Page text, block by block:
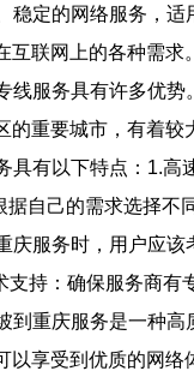
稳定的网络服务，
联网上的各种需求。
线服务具有许多优
的重要城市，有着
具有以下特点：1.
自己的需求选择不
庆服务时，用户应
持：确保服务商有
到重庆服务是一种
享受到优质的网络